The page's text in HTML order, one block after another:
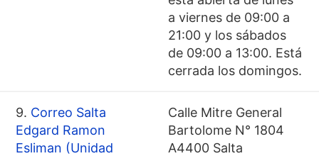
a viernes de 09:00 a
21:00 y los sábados
de 09:00 a 13:00. Está
cerrada los domingos.
9. Correo Salta
Edgard Ramon
Esliman (Unidad
Calle Mitre General
Bartolome N° 1804
A4400 Salta